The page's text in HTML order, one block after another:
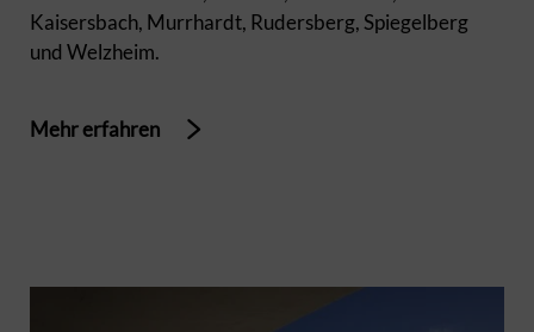
Kaisersbach, Murrhardt, Rudersberg, Spiegelberg
und Welzheim.
Mehr erfahren